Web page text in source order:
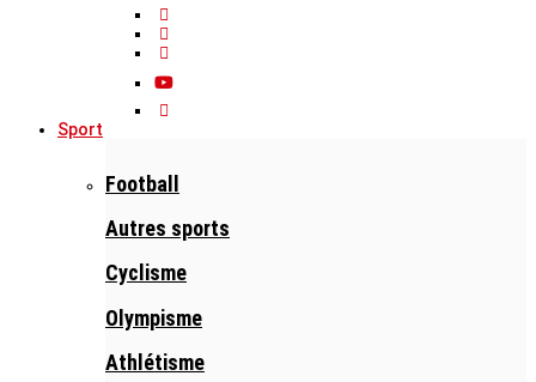
Sport
Football
Autres sports
Cyclisme
Olympisme
Athlétisme